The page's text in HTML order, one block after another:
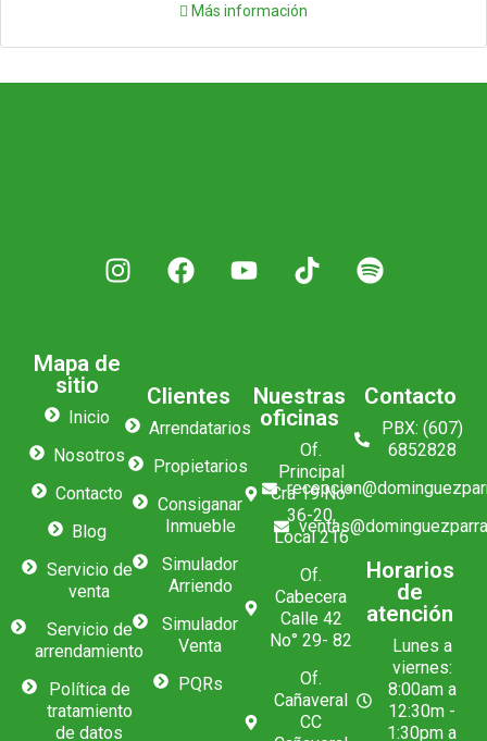
Más información
Mapa de
sitio
Inicio
Nosotros
Contacto
Blog
Servicio de
venta
Servicio de
arrendamiento
Política de
tratamiento
de datos
Clientes
Arrendatarios
Propietarios
Consiganar
Inmueble
Simulador
Arriendo
Simulador
Venta
PQRs
Nuestras
oficinas
Of.
Principal
Cra 19 No°
36-20,
Local 216
Of.
Cabecera
Calle 42
No° 29- 82
Of.
Cañaveral
CC
Contacto
PBX: (607)
6852828
Horarios
de
atención
Lunes a
viernes:
8:00am a
12:30m -
1:30pm a